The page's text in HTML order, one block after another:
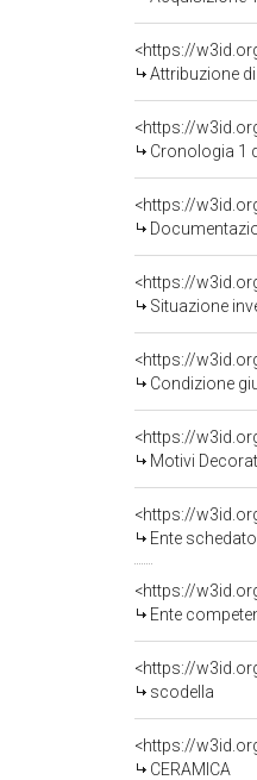
Attribuzione
<https://
Cronologia 1
<https://
Situazione
<https://
Condizione
<https://
Motivi
<https://
Ente
<https://
Ente competente per tutela
scodella
<https://
CERAMICA